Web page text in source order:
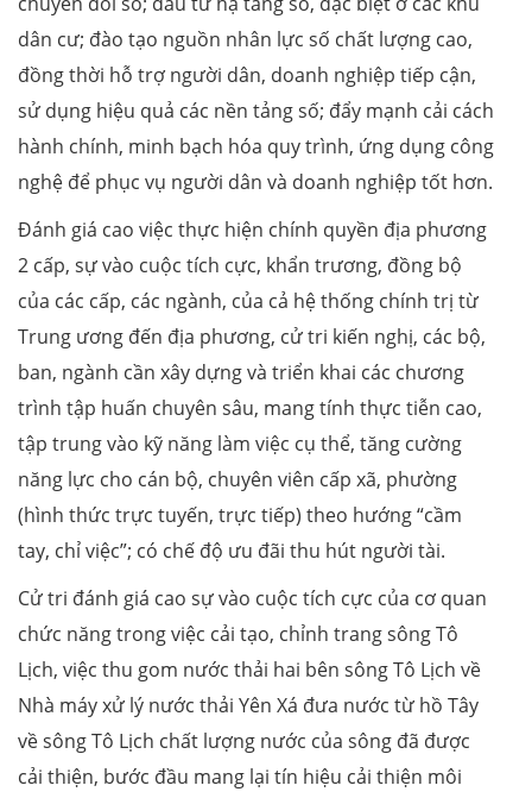
dân cư; đào tạo nguồn nhân lực số chất lượng cao,
đồng thời hỗ trợ người dân, doanh nghiệp tiếp cận,
sử dụng hiệu quả các nền tảng số; đẩy mạnh cải cách
hành chính, minh bạch hóa quy trình, ứng dụng công
nghệ để phục vụ người dân và doanh nghiệp tốt hơn.
Đánh giá cao việc thực hiện chính quyền địa phương
2 cấp, sự vào cuộc tích cực, khẩn trương, đồng bộ
của các cấp, các ngành, của cả hệ thống chính trị từ
Trung ương đến địa phương, cử tri kiến nghị, các bộ,
ban, ngành cần xây dựng và triển khai các chương
trình tập huấn chuyên sâu, mang tính thực tiễn cao,
tập trung vào kỹ năng làm việc cụ thể, tăng cường
năng lực cho cán bộ, chuyên viên cấp xã, phường
(hình thức trực tuyến, trực tiếp) theo hướng “cầm
tay, chỉ việc”; có chế độ ưu đãi thu hút người tài.
Cử tri đánh giá cao sự vào cuộc tích cực của cơ quan
chức năng trong việc cải tạo, chỉnh trang sông Tô
Lịch, việc thu gom nước thải hai bên sông Tô Lịch về
Nhà máy xử lý nước thải Yên Xá đưa nước từ hồ Tây
về sông Tô Lịch chất lượng nước của sông đã được
cải thiện, bước đầu mang lại tín hiệu cải thiện môi